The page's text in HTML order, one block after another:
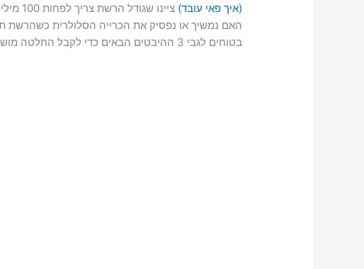
(איך פאי עובד)
בטוחים לגבי 3 ההיבטים הבאים כדי לקבל החלטה מושכלת: